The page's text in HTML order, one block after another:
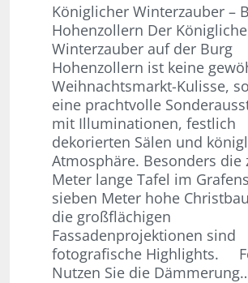
Königlicher Winterzauber –
Hohenzollern Der Königliche
Winterzauber auf der Burg
Hohenzollern ist keine
Weihnachtsmarkt-Kulisse,
eine prachtvolle
mit Illuminationen, festlich
dekorierten Sälen und
Atmosphäre. Besonders die
Meter lange Tafel im
sieben Meter hohe
die großflächigen
Fassadenprojektionen sind
fotografische Highlights.
Nutzen Sie die